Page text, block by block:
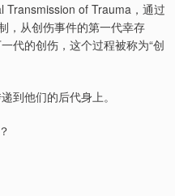
Transmission of Trauma，通过
，从创伤事件的第一代幸存
代的创伤，这个过程被称为“创
到他们的后代身上。